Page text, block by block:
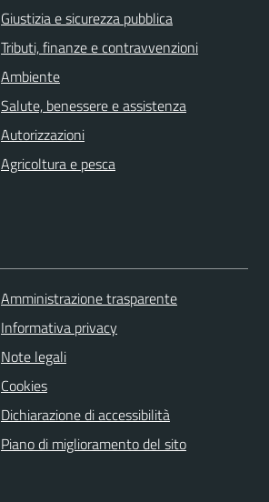
Giustizia e sicurezza pubblica
Tributi, finanze e contravvenzioni
Ambiente
Salute, benessere e assistenza
Autorizzazioni
Agricoltura e pesca
Amministrazione trasparente
Informativa privacy
Note legali
Cookies
Dichiarazione di accessibilità
Piano di miglioramento del sito